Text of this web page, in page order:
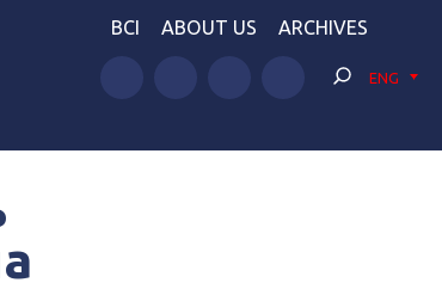
BCI ABOUT US ARCHIVES
ENG